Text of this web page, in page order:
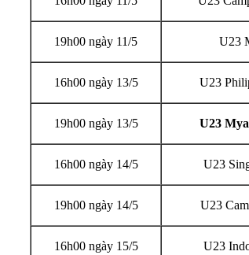
19h00 ngày 11/5
U23
16h00 ngày 13/5
U23
19h00 ngày 13/5
U23
16h00 ngày 14/5
U23
19h00 ngày 14/5
U23
16h00 ngày 15/5
U23